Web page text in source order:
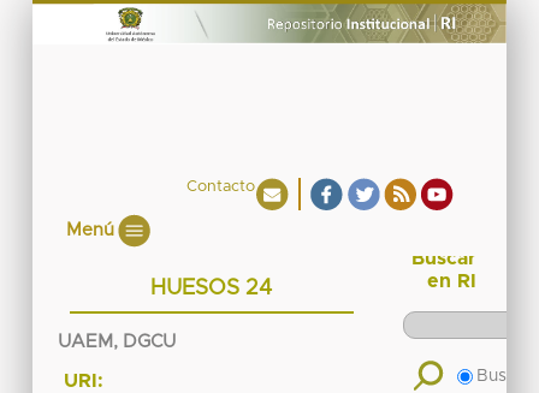
Contacto
Menú
HUESOS 24
UAEM, DGCU
URI:
Buscar
en RI
Buscar